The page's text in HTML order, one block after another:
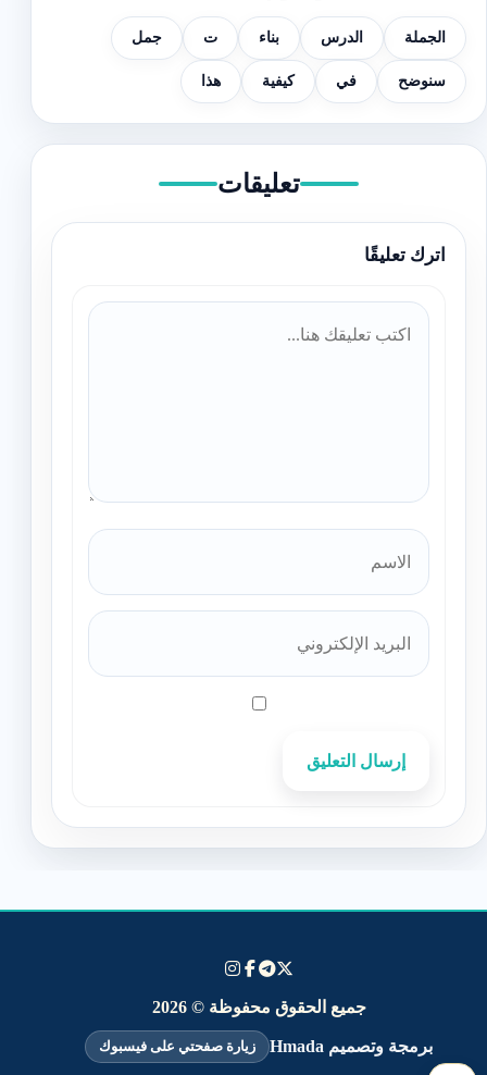
الجملة الدرس بناء ت جمل
سنوضح في كيفية هذا
تعليقات
اترك تعليقًا
إرسال التعليق
جميع الحقوق محفوظة © 2026
برمجة وتصميم Hmada زيارة صفحتي على فيسبوك